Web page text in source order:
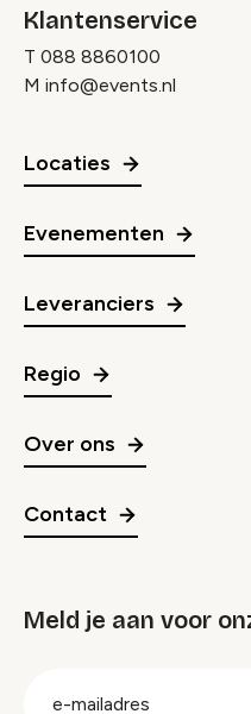
Klantenservice
T 088 8860100
M info@events.nl
Locaties
Evenementen
Leveranciers
Regio
Over ons
Contact
Meld je aan voor